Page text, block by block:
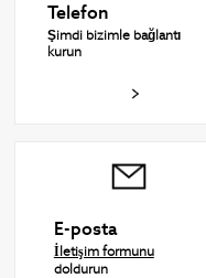
Telefon
Şimdi bizimle bağlantı
kurun
E-posta
İletişim formunu
doldurun